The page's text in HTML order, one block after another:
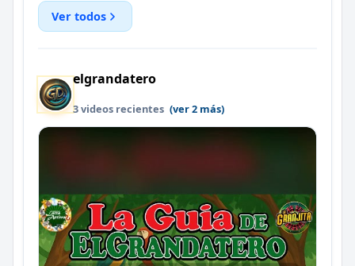
Ver todos
elgrandatero
3 videos recientes (ver 2 más)